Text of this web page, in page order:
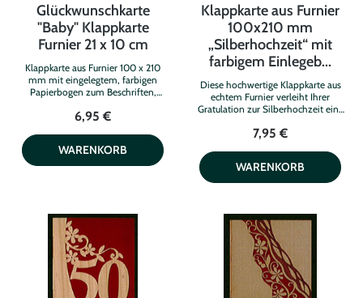
Glückwunschkarte
"Baby" Klappkarte
Furnier 21 x 10 cm
Klappkarte aus Furnier 100 x 210
mm mit eingelegtem, farbigen
Papierbogen zum Beschriften,
6,95 €
WARENKORB
Klappkarte aus Furnier
100x210 mm
„Silberhochzeit“ mit
farbigem Einlegeb...
Diese hochwertige Klappkarte aus
echtem Furnier verleiht Ihrer
Gratulation zur Silberhochzeit eine
Karte im Format 100 x 210 mm wird
ergänzt, der ausreichend Platz für
persönliche Worte bietet. Ein
transparenter Klarsichtumschlag
Kombination aus natürlichem
Holzfurnier und modernem Design
entsteht eine außergewöhnliche
Glückwunschkarte mit Charakter.
Ideal für persönliche Grüße zur
Silberhochzeit, die in Erinnerung
bleiben.
7,95 €
WARENKORB